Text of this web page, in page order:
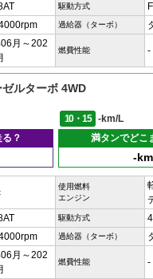
駆動方式
過給器（ターボ）
月～202
燃費性能 -
ルターボ 4WD
10・15
-km/L
？
満タンでどこ
-km
使用燃料
エンジン
駆動方式
過給器（ターボ）
月～202
燃費性能 -